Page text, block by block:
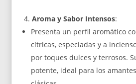
Aroma y Sabor Intensos:
Presenta un perfil aromático
cítricas, especiadas y a
por toques dulces y terrosos.
potente, ideal para los